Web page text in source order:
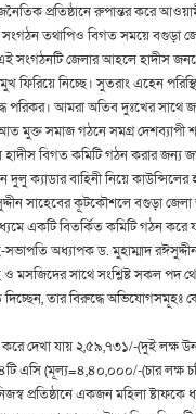
প্রতিষ্ঠানে রুপান্তর করে
সংগঠন তথাপিও বিগত সময়ে
এই সংগঠনটি জেলার আহলে হাদীস
নিচ্ছে। সুতরাং এহেন
পরিকর। আমরা অতিব দুঃখের সাথে
সমাজ গঠনে সমগ্র দেশব্যাপী
বিগত কমিটি গঠন করার জন্য
ক্যাডার বাহিনী নিয়ে
সাহেবের কূটকৌশলে বগুড়া
একটি বিতর্কিত কমিটি গঠন
অধ্যাপক ড. মুহাম্মাদ
ও মসজিদের সাথে সংশ্লিষ্ট সকল পদ
তার বিরুদ্ধে অভিযোগসমূহঃ
দেখা যায় ২,৫৯,৭৩১/-(দুই লক্ষ
এসি (মূল্য=৪,৪০,০০০/-(চার লক্ষ
প্রতিষ্ঠানে একজন মহিলা ষ্টাফকে